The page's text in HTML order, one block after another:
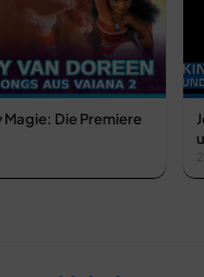
Magie: Die Premiere